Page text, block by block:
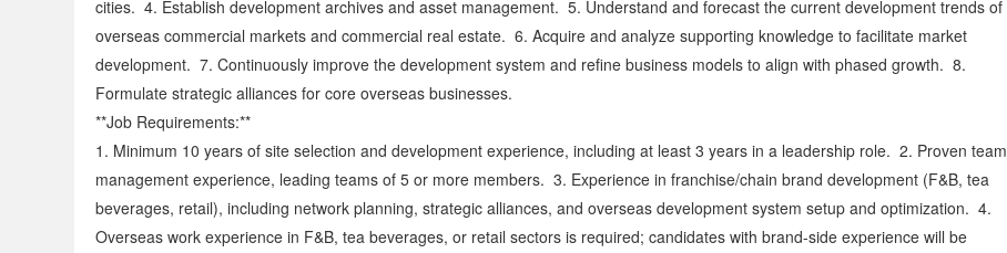
cities. 4. Establish development archives and asset management. 5. Understand and forecast the current development trends of
overseas commercial markets and commercial real estate. 6. Acquire and analyze supporting knowledge to facilitate market
development. 7. Continuously improve the development system and refine business models to align with phased growth. 8.
Formulate strategic alliances for core overseas businesses.
**Job Requirements:**
1. Minimum 10 years of site selection and development experience, including at least 3 years in a leadership role. 2. Proven team
management experience, leading teams of 5 or more members. 3. Experience in franchise/chain brand development (F&B, tea
beverages, retail), including network planning, strategic alliances, and overseas development system setup and optimization. 4.
Overseas work experience in F&B, tea beverages, or retail sectors is required; candidates with brand-side experience will be